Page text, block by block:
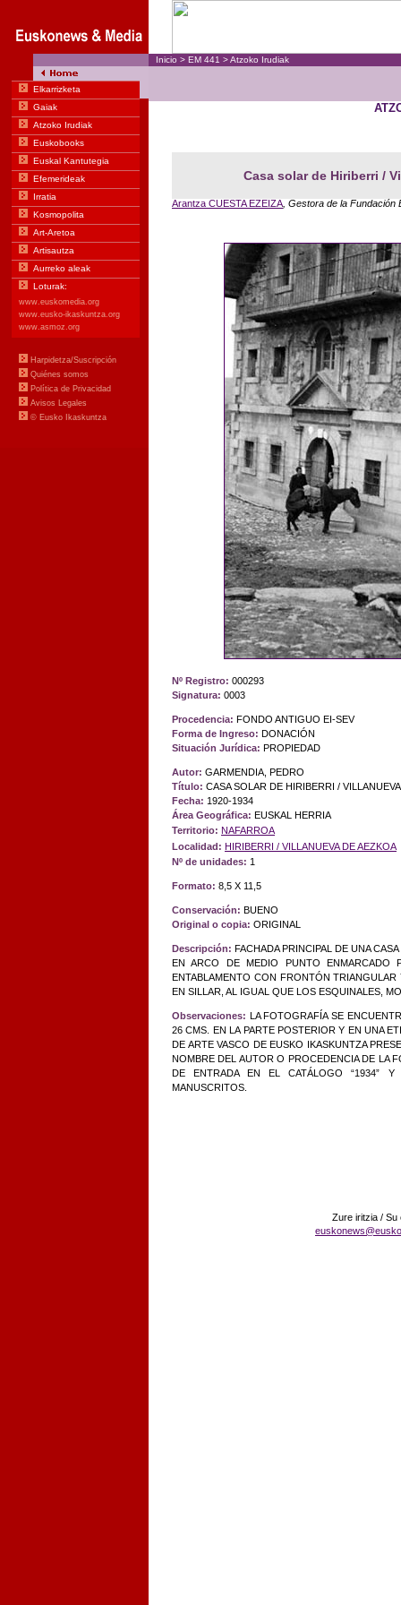
Casa solar de Hiriberri /
Arantza CUESTA EZEIZA , Gestora de la Fundación
Nº Registro: 000293
Signatura: 0003
Procedencia: FONDO ANTIGUO EI-SEV
Forma de Ingreso: DONACIÓN
Situación Jurídica: PROPIEDAD
Autor: GARMENDIA, PEDRO
Título: CASA SOLAR DE HIRIBERRI /
Fecha: 1920-1934
Área Geográfica: EUSKAL HERRIA
Territorio: NAFARROA
Localidad: HIRIBERRI / VILLANUEVA DE AEZKOA
Nº de unidades: 1
Formato: 8,5 X 11,5
Conservación: BUENO
Original o copia: ORIGINAL
Descripción: FACHADA PRINCIPAL DE UNA
EN ARCO DE MEDIO PUNTO ENMARCADO
ENTABLAMENTO CON FRONTÓN TRIANGULAR
EN SILLAR, AL IGUAL QUE LOS ESQUINALES,
Observaciones: LA FOTOGRAFÍA SE
26 CMS. EN LA PARTE POSTERIOR Y EN UNA
DE ARTE VASCO DE EUSKO IKASKUNTZA
NOMBRE DEL AUTOR O PROCEDENCIA DE LA
DE ENTRADA EN EL CATÁLOGO “1934”
MANUSCRITOS.
Zure iritzia / Su
Inicio > EM 441 >Atzoko Irudiak